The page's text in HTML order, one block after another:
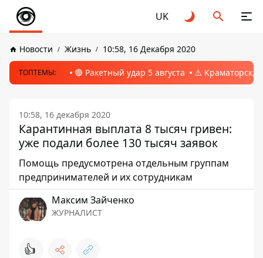
UK
Новости Жизнь 10:58, 16 Декабря 2020
ТОПТЕМЫ: 🔴 Ракетный удар 5 августа ⚠️ Краматорск,
10:58, 16 декабря 2020
Карантинная выплата 8 тысяч гривен:
уже подали более 130 тысяч заявок
Помощь предусмотрена отдельным группам
предпринимателей и их сотрудникам
Максим Зайченко
ЖУРНАЛИСТ
👍